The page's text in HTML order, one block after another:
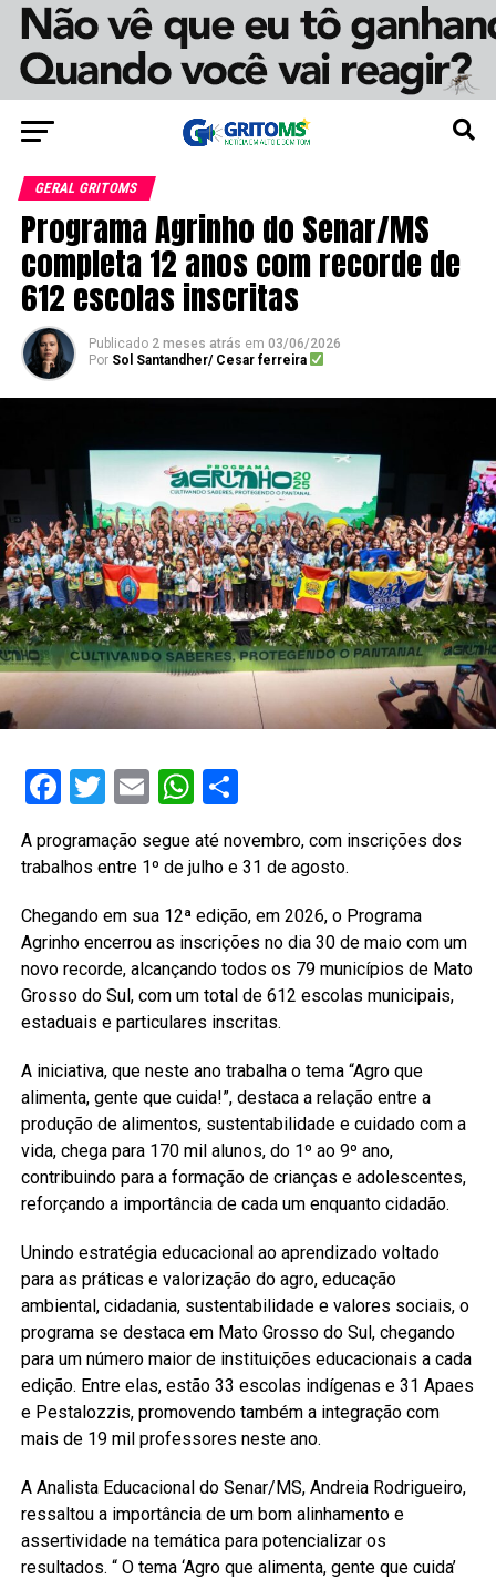
GERAL GRITOMS
Programa Agrinho do Senar/MS
completa 12 anos com recorde de
612 escolas inscritas
Publicado 2 meses atrás em 03/06/2026
Por Sol Santandher/ Cesar ferreira
Facebook
Twitter
EmailWhatsApp
Share
A programação segue até novembro, com inscrições dos
trabalhos entre 1º de julho e 31 de agosto.
Chegando em sua 12ª edição, em 2026, o Programa
Agrinho encerrou as inscrições no dia 30 de maio com um
novo recorde, alcançando todos os 79 municípios de Mato
Grosso do Sul, com um total de 612 escolas municipais,
estaduais e particulares inscritas.
A iniciativa, que neste ano trabalha o tema “Agro que
alimenta, gente que cuida!”, destaca a relação entre a
produção de alimentos, sustentabilidade e cuidado com a
vida, chega para 170 mil alunos, do 1º ao 9º ano,
contribuindo para a formação de crianças e adolescentes,
reforçando a importância de cada um enquanto cidadão.
Unindo estratégia educacional ao aprendizado voltado
para as práticas e valorização do agro, educação
ambiental, cidadania, sustentabilidade e valores sociais, o
programa se destaca em Mato Grosso do Sul, chegando
para um número maior de instituições educacionais a cada
edição. Entre elas, estão 33 escolas indígenas e 31 Apaes
e Pestalozzis, promovendo também a integração com
mais de 19 mil professores neste ano.
A Analista Educacional do Senar/MS, Andreia Rodrigueiro,
ressaltou a importância de um bom alinhamento e
assertividade na temática para potencializar os
resultados. “ O tema ‘Agro que alimenta, gente que cuida’